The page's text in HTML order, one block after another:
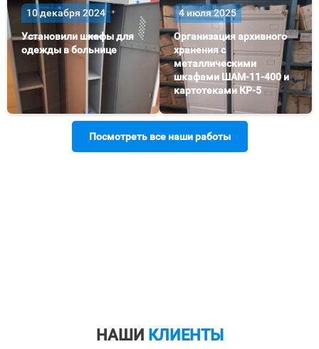
10 декабря 2024
Установили шкафы для
одежды в больнице
4 июля 2025
Организация архивного
хранения с
металлическими
шкафами ШАМ-11-400 и
картотеками КР-5
Посмотреть все наши работы
НАШИ КЛИЕНТЫ